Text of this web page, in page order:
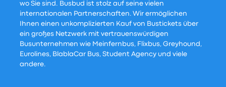
wo Sie sind. Busbud ist stolz auf seine vielen
internationalen Partnerschaften. Wir ermöglichen
Ihnen einen unkomplizierten Kauf von Bustickets über
ein großes Netzwerk mit vertrauenswürdigen
Busunternehmen wie Meinfernbus, Flixbus, Greyhound,
Eurolines, BlablaCar Bus, Student Agency und viele
andere.